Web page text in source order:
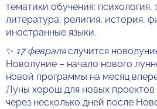
тематики обучения: психология,
литература, религия, история,
иностранные языки.
✨ 17 февраляслучится
Новолуние – начало нового
новой программы на месяц
Луны хорош для новых
через несколько дней после